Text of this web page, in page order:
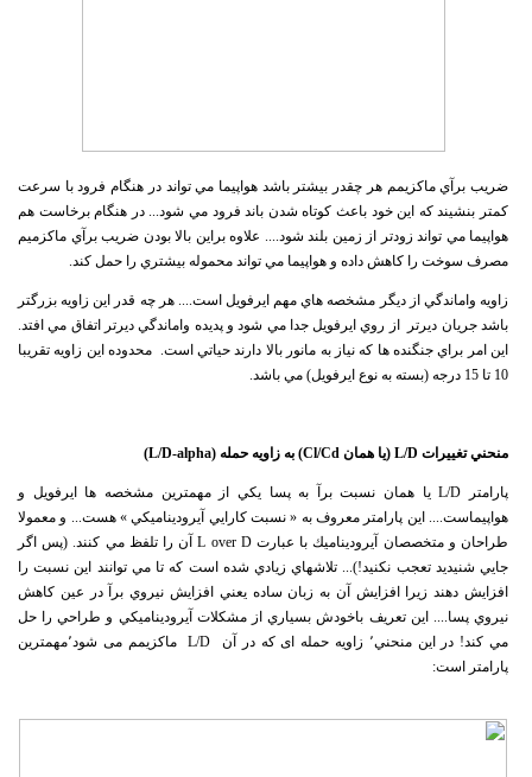
ضريب برآي ماكزيمم هر چقدر بيشتر باشد هواپيما مي تواند در هنگام فرود با سرعت
كمتر بنشيند كه اين خود باعث كوتاه شدن باند فرود مي شود... در هنگام برخاست هم
هواپيما مي تواند زودتر از زمين بلند شود.... علاوه براين بالا بودن ضريب برآي ماكزميم
مصرف سوخت را كاهش داده و هواپيما مي تواند محموله بيشتري را حمل كند.
زاويه واماندگي از ديگر مشخصه هاي مهم ايرفويل است.... هر چه قدر اين زاويه بزرگتر
باشد جريان ديرتر از روي ايرفويل جدا مي شود و پديده واماندگي ديرتر اتفاق مي افتد.
اين امر براي جنگنده ها كه نياز به مانور بالا دارند حياتي است. محدوده اين زاويه تقريبا
10 تا 15 درجه (بسته به نوع ايرفويل) مي باشد.
منحني تغييرات L/D (يا همان Cl/Cd) به زاويه حمله (
L/D-alpha
)
پارامتر L/D يا همان نسبت برآ به پسا يكي از مهمترين مشخصه ها ايرفويل و
هواپيماست.... اين پارامتر معروف به « نسبت كارايي آيروديناميكي » هست... و معمولا
طراحان و متخصصان آيروديناميك با عبارت L over D آن را تلفظ مي كنند. (پس اگر
جايي شنيديد تعجب نكنيد!)... تلاشهاي زيادي شده است كه تا مي توانند اين نسبت را
افزايش دهند زيرا افزايش آن به زبان ساده يعني افزايش نيروي برآ در عين كاهش
نيروي پسا.... اين تعريف باخودش بسياري از مشكلات آيروديناميكي و طراحي را حل
مي كند! در اين منحني٬ زاویه حمله ای که در آن L/D ماکزیمم می شود٬مهمترين
پارامتر است: